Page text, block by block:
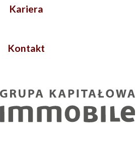
Kariera
Kontakt